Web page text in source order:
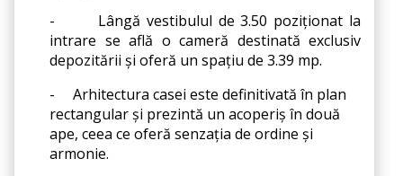
-
Lângă vestibulul de 3.50 poziționat la
intrare se află o cameră destinată exclusiv
depozitării și oferă un spațiu de 3.39 mp.
-
Arhitectura casei este definitivată în plan
rectangular și prezintă un acoperiș în două
ape, ceea ce oferă senzația de ordine și
armonie.